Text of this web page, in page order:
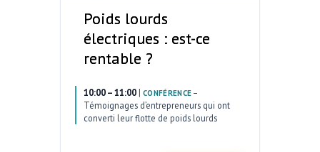
Poids lourds
électriques : est-ce
rentable ?
10:00 – 11:00 | CONFÉRENCE –
Témoignages d’entrepreneurs qui ont
converti leur flotte de poids lourds